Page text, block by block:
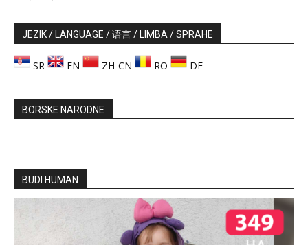
JEZIK / LANGUAGE / 语言 / LIMBA / SPRAHE
SR EN ZH-CN RO DE
BORSKE NARODNE
BUDI HUMAN